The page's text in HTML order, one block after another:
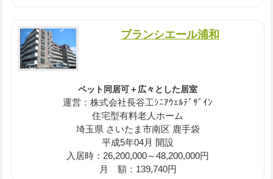
ブランシエール浦和
ペット同居可＋広々とした居室
運営：株式会社長谷工ｼﾆｱｳｪﾙﾃﾞｻﾞｲﾝ
住宅型有料老人ホーム
埼玉県 さいたま市南区 鹿手袋
平成5年04月 開設
入居時：26,200,000～48,200,000円
月 額：139,740円